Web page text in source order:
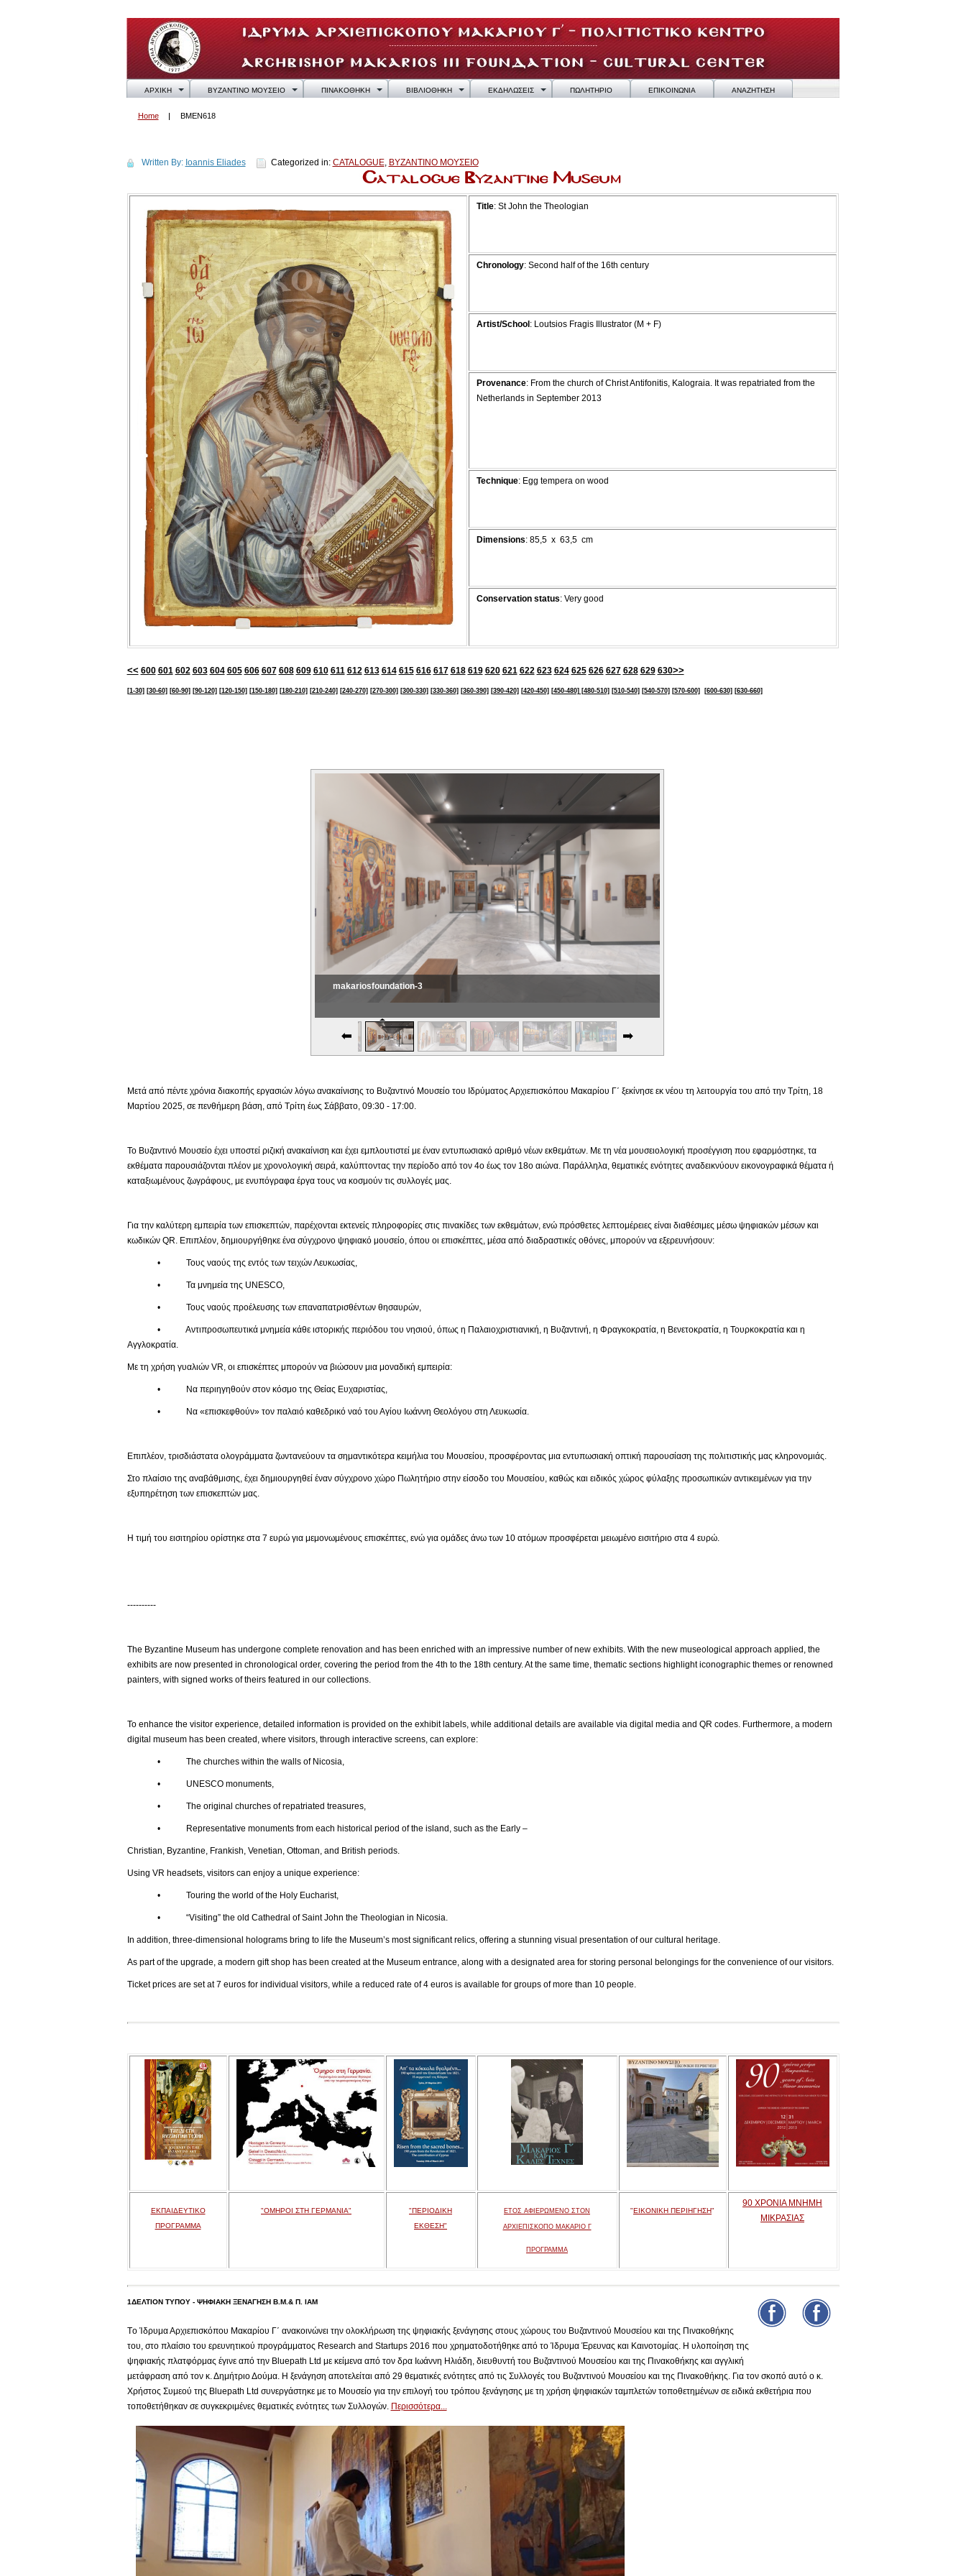
ΑΡΧΙΚΗ ΒΥΖΑΝΤΙΝΟ ΜΟΥΣΕΙΟ ΠΙΝΑΚΟΘΗΚΗ ΒΙΒΛΙΟΘΗΚΗ ΕΚΔΗΛΩΣΕΙΣ ΠΩΛΗΤΗΡΙΟ ΕΠΙΚΟΙΝΩΝΙΑ ΑΝΑΖΗΤΗΣΗ
Home BMEN618
Written By: Ioannis Eliades Categorized in: CATALOGUE, ΒΥΖΑΝΤΙΝΟ ΜΟΥΣΕΙΟ
Title: St John the Theologian
Chronology: Second half of the 16th century
Artist/School : Loutsios Fragis Illustrator (M + F)
Provenance: From the church of Christ Antifonitis, Kalograia. It was repatriated from the
Netherlands in September 2013
Technique: Egg tempera on wood
Dimensions: 85,5 x 63,5 cm
Conservation status: Very good
<< 600 601 602 603 604 605 606 607 608 609 610 611 612 613 614 615 616 617 618 619 620 621 622 623 624 625 626 627 628 629 630>>
[1-30] [30-60] [60-90] [90-120] [120-150] [150-180] [180-210] [210-240] [240-270] [270-300] [300-330] [330-360] [360-390] [390-420] [420-450] [450-480] [480-510] [510-540] [540-570] [570-600] [600-630] [630-660]
makariosfoundation-3
Μετά από πέντε χρόνια διακοπής εργασιών λόγω ανακαίνισης το Βυζαντινό Μουσείο του Ιδρύματος Αρχιεπισκόπου Μακαρίου Γ΄ ξεκίνησε εκ νέου τη λειτουργία του από την Τρίτη, 18
Μαρτίου 2025, σε πενθήμερη βάση, από Τρίτη έως Σάββατο, 09:30 - 17:00.
Το Βυζαντινό Μουσείο έχει υποστεί ριζική ανακαίνιση και έχει εμπλουτιστεί με έναν εντυπωσιακό αριθμό νέων εκθεμάτων. Με τη νέα μουσειολογική προσέγγιση που εφαρμόστηκε, τα
εκθέματα παρουσιάζονται πλέον με χρονολογική σειρά, καλύπτοντας την περίοδο από τον 4ο έως τον 18ο αιώνα. Παράλληλα, θεματικές ενότητες αναδεικνύουν εικονογραφικά θέματα ή
καταξιωμένους ζωγράφους, με ενυπόγραφα έργα τους να κοσμούν τις συλλογές μας.
Για την καλύτερη εμπειρία των επισκεπτών, παρέχονται εκτενείς πληροφορίες στις πινακίδες των εκθεμάτων, ενώ πρόσθετες λεπτομέρειες είναι διαθέσιμες μέσω ψηφιακών μέσων και
κωδικών QR. Επιπλέον, δημιουργήθηκε ένα σύγχρονο ψηφιακό μουσείο, όπου οι επισκέπτες, μέσα από διαδραστικές οθόνες, μπορούν να εξερευνήσουν:
• Τους ναούς της εντός των τειχών Λευκωσίας,
• Τα μνημεία της UNESCO,
• Τους ναούς προέλευσης των επαναπατρισθέντων θησαυρών,
• Αντιπροσωπευτικά μνημεία κάθε ιστορικής περιόδου του νησιού, όπως η Παλαιοχριστιανική, η Βυζαντινή, η Φραγκοκρατία, η Βενετοκρατία, η Τουρκοκρατία και η
Αγγλοκρατία.
Με τη χρήση γυαλιών VR, οι επισκέπτες μπορούν να βιώσουν μια μοναδική εμπειρία:
• Να περιηγηθούν στον κόσμο της Θείας Ευχαριστίας,
• Να «επισκεφθούν» τον παλαιό καθεδρικό ναό του Αγίου Ιωάννη Θεολόγου στη Λευκωσία.
Επιπλέον, τρισδιάστατα ολογράμματα ζωντανεύουν τα σημαντικότερα κειμήλια του Μουσείου, προσφέροντας μια εντυπωσιακή οπτική παρουσίαση της πολιτιστικής μας κληρονομιάς.
Στο πλαίσιο της αναβάθμισης, έχει δημιουργηθεί έναν σύγχρονο χώρο Πωλητήριο στην είσοδο του Μουσείου, καθώς και ειδικός χώρος φύλαξης προσωπικών αντικειμένων για την
εξυπηρέτηση των επισκεπτών μας.
Η τιμή του εισιτηρίου ορίστηκε στα 7 ευρώ για μεμονωμένους επισκέπτες, ενώ για ομάδες άνω των 10 ατόμων προσφέρεται μειωμένο εισιτήριο στα 4 ευρώ.
----------
The Byzantine Museum has undergone complete renovation and has been enriched with an impressive number of new exhibits. With the new museological approach applied, the
exhibits are now presented in chronological order, covering the period from the 4th to the 18th century. At the same time, thematic sections highlight iconographic themes or renowned
painters, with signed works of theirs featured in our collections.
To enhance the visitor experience, detailed information is provided on the exhibit labels, while additional details are available via digital media and QR codes. Furthermore, a modern
digital museum has been created, where visitors, through interactive screens, can explore:
• The churches within the walls of Nicosia,
• UNESCO monuments,
• The original churches of repatriated treasures,
• Representative monuments from each historical period of the island, such as the Early –
Christian, Byzantine, Frankish, Venetian, Ottoman, and British periods.
Using VR headsets, visitors can enjoy a unique experience:
• Touring the world of the Holy Eucharist,
• “Visiting” the old Cathedral of Saint John the Theologian in Nicosia.
In addition, three-dimensional holograms bring to life the Museum’s most significant relics, offering a stunning visual presentation of our cultural heritage.
As part of the upgrade, a modern gift shop has been created at the Museum entrance, along with a designated area for storing personal belongings for the convenience of our visitors.
Ticket prices are set at 7 euros for individual visitors, while a reduced rate of 4 euros is available for groups of more than 10 people.
ΕΚΠΑΙΔΕΥΤΙΚΟ
ΠΡΟΓΡΑΜΜΑ
"ΟΜΗΡΟΙ ΣΤΗ ΓΕΡΜΑΝΙΑ"
"ΠΕΡΙΟΔΙΚΗ
ΕΚΘΕΣΗ"
ΕΤΟΣ ΑΦΙΕΡΩΜΕΝΟ ΣΤΟΝ
ΑΡΧΙΕΠΙΣΚΟΠΟ ΜΑΚΑΡΙΟ Γ
ΠΡΟΓΡΑΜΜΑ
"ΕΙΚΟΝΙΚΗ ΠΕΡΙΗΓΗΣΗ"
90 ΧΡΟΝΙΑ ΜΝΗΜΗ
ΜΙΚΡΑΣΙΑΣ
1ΔΕΛΤΙΟΝ ΤΥΠΟΥ - ΨΗΦΙΑΚΗ ΞΕΝΑΓΗΣΗ Β.Μ.& Π. ΙΑΜ
Tο Ίδρυμα Αρχιεπισκόπου Μακαρίου Γ΄ ανακοινώνει την ολοκλήρωση της ψηφιακής ξενάγησης στους χώρους του Βυζαντινού Μουσείου και της Πινακοθήκης
του, στο πλαίσιο του ερευνητικού προγράμματος Research and Startups 2016 που χρηματοδοτήθηκε από το Ίδρυμα Έρευνας και Καινοτομίας. Η υλοποίηση της
ψηφιακής πλατφόρμας έγινε από την Βluepath Ltd με κείμενα από τον δρα Ιωάννη Ηλιάδη, διευθυντή του Βυζαντινού Μουσείου και της Πινακοθήκης και αγγλική
μετάφραση από τον κ. Δημήτριο Δούμα. Η ξενάγηση αποτελείται από 29 θεματικές ενότητες από τις Συλλογές του Βυζαντινού Μουσείου και της Πινακοθήκης. Για τον σκοπό αυτό ο κ.
Χρήστος Συμεού της Bluepath Ltd συνεργάστηκε με το Μουσείο για την επιλογή του τρόπου ξενάγησης με τη χρήση ψηφιακών ταμπλετών τοποθετημένων σε ειδικά εκθετήρια που
τοποθετήθηκαν σε συγκεκριμένες θεματικές ενότητες των Συλλογών. Περισσότερα...